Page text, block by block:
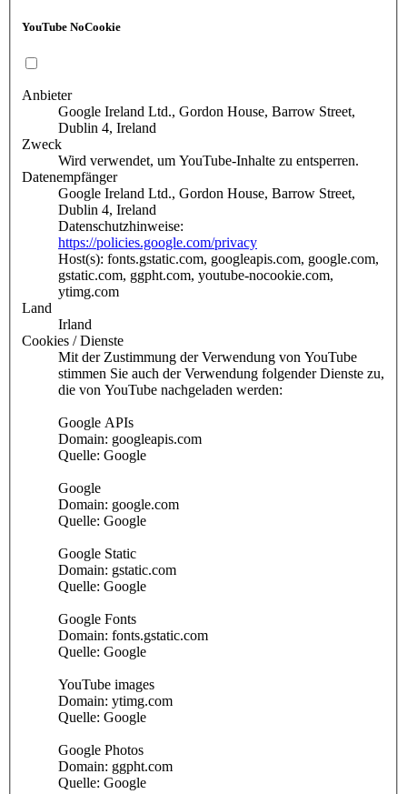
YouTube NoCookie
Anbieter
Google Ireland Ltd., Gordon House, Barrow Street,
Dublin 4, Ireland
Zweck
Wird verwendet, um YouTube-Inhalte zu entsperren.
Datenempfänger
Google Ireland Ltd., Gordon House, Barrow Street,
Dublin 4, Ireland
Datenschutzhinweise:
https://policies.google.com/privacy
Host(s): fonts.gstatic.com, googleapis.com, google.com,
gstatic.com, ggpht.com, youtube-nocookie.com,
ytimg.com
Land
Irland
Cookies / Dienste
Mit der Zustimmung der Verwendung von YouTube
stimmen Sie auch der Verwendung folgender Dienste zu,
die von YouTube nachgeladen werden:
Google APIs
Domain: googleapis.com
Quelle: Google
Google
Domain: google.com
Quelle: Google
Google Static
Domain: gstatic.com
Quelle: Google
Google Fonts
Domain: fonts.gstatic.com
Quelle: Google
YouTube images
Domain: ytimg.com
Quelle: Google
Google Photos
Domain: ggpht.com
Quelle: Google